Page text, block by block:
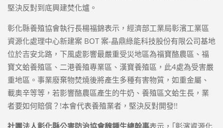
堅決反對到底興建焚化爐。
彰化縣養殖協會執行長楊福錦表示，經濟部工業局彰濱工業區
資源化處理中心新建案 BOT 案-晶鼎綠能科技股份有限公司基地
位於吉安北路，下風處影響最嚴重受災地區為福寶酪農區、福
寶文蛤養殖區、二港養殖專業區、漢寶養殖區，此4處為受害嚴
重地區。事業廢棄物焚燒後將產生多種有害物質，如重金屬、
載奥辛等等，若影響酪農區產生的牛奶、養殖區文蛤生長，業
者要如何賠償？!本會代表養殖業者，堅決反對開發!!
社團法人彰化縣公害防治協會魏鍾生總幹事表示，｢彰濱資源化